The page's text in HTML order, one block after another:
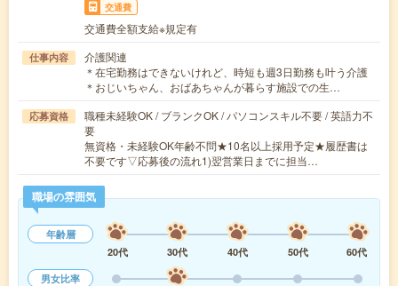
交通費
交通費全額支給※規定有
仕事内容
介護関連
＊在宅勤務はできないけれど、時短も週3日勤務も叶う介護
＊おじいちゃん、おばあちゃんが暮らす施設での生…
応募資格
職種未経験OK / ブランクOK / パソコンスキル不要 / 英語力不
要
無資格・未経験OK年齢不問★10名以上採用予定★履歴書は
不要です▽応募後の流れ1)翌営業日までに担当…
職場の雰囲気
年齢層
20代
30代 40代 50代
60代
男女比率